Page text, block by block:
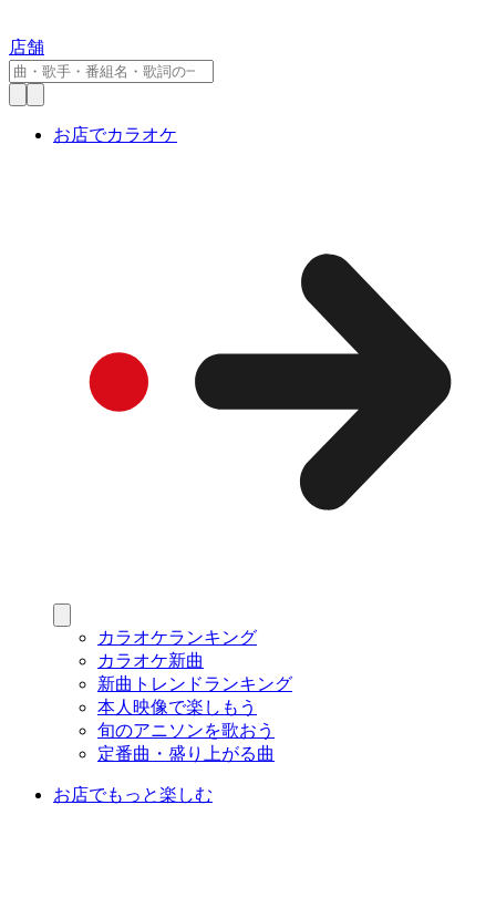
店舗
お店でカラオケ
カラオケランキング
カラオケ新曲
新曲トレンドランキング
本人映像で楽しもう
旬のアニソンを歌おう
定番曲・盛り上がる曲
お店でもっと楽しむ